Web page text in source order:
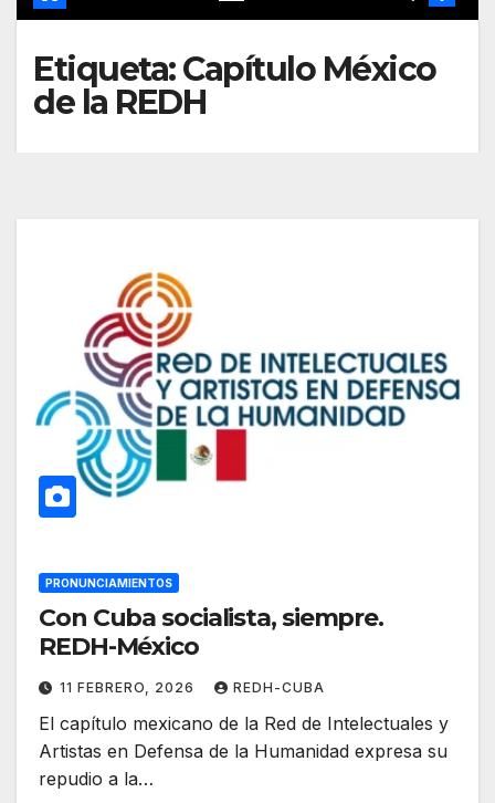
Etiqueta:Capítulo México
de la REDH
PRONUNCIAMIENTOS
Con Cuba socialista, siempre.
REDH-México
11 FEBRERO, 2026 REDH-CUBA
El capítulo mexicano de la Red de Intelectuales y
Artistas en Defensa de la Humanidad expresa su
repudio a la…